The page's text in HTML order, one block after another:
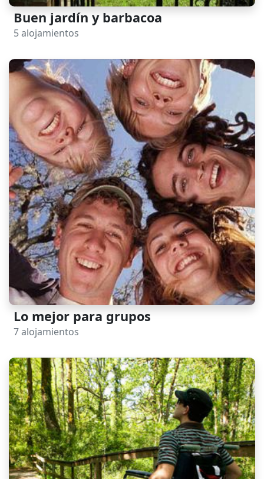
Buen jardín y barbacoa
5 alojamientos
Lo mejor para grupos
7 alojamientos